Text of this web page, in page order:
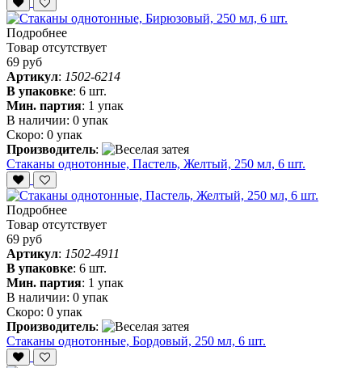
Подробнее
Товар отсутствует
69 руб
Артикул: 1502-6214
В упаковке: 6 шт.
Мин. партия: 1 упак
В наличии: 0 упак
Скоро: 0 упак
Производитель:
Стаканы однотонные, Пастель, Желтый, 250 мл, 6 шт.
Подробнее
Товар отсутствует
69 руб
Артикул: 1502-4911
В упаковке: 6 шт.
Мин. партия: 1 упак
В наличии: 0 упак
Скоро: 0 упак
Производитель:
Стаканы однотонные, Бордовый, 250 мл, 6 шт.